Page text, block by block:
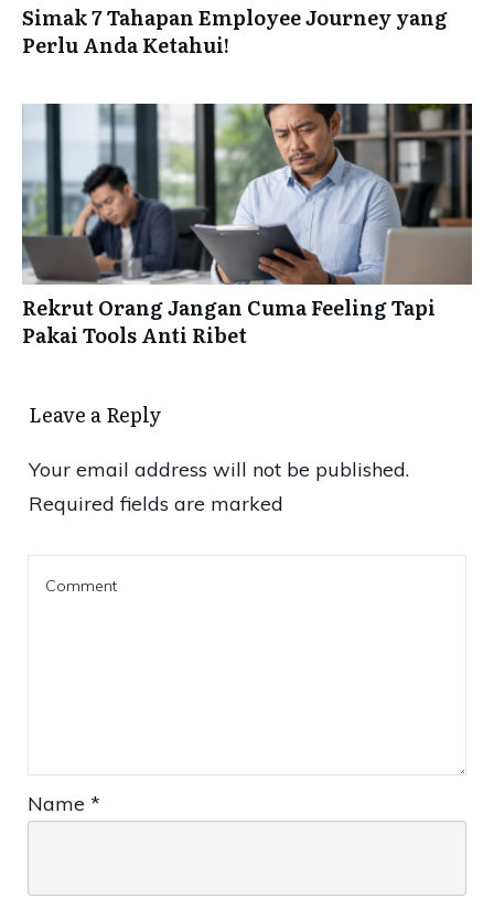
Simak 7 Tahapan Employee Journey yang
Perlu Anda Ketahui!
Rekrut Orang Jangan Cuma Feeling Tapi
Pakai Tools Anti Ribet
Leave a Reply
Your email address will not be published.
Required fields are marked
Name *